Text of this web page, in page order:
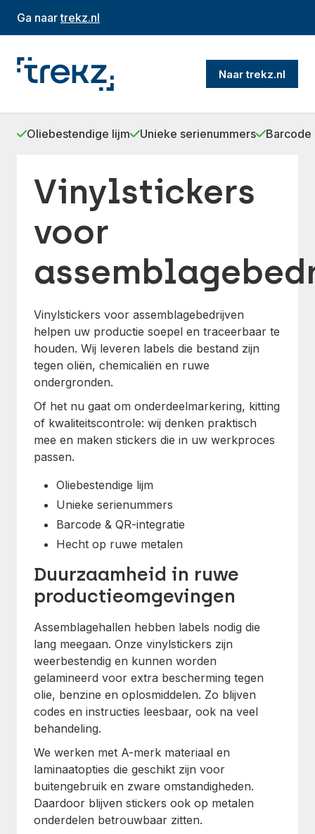
Ga naartrekz.nl
Naar trekz.nl
Oliebestendige lijm Unieke serienummers Barcode
Vinylstickers
voor
Vinylstickers voor assemblagebedrijven
helpen uw productie soepel en traceerbaar te
houden. Wij leveren labels die bestand zijn
tegen oliën, chemicaliën en ruwe
ondergronden.
Of het nu gaat om onderdeelmarkering, kitting
of kwaliteitscontrole: wij denken praktisch
mee en maken stickers die in uw werkproces
passen.
Oliebestendige lijm
Unieke serienummers
Barcode & QR-integratie
Hecht op ruwe metalen
Duurzaamheid in ruwe
productieomgevingen
Assemblagehallen hebben labels nodig die
lang meegaan. Onze vinylstickers zijn
weerbestendig en kunnen worden
gelamineerd voor extra bescherming tegen
olie, benzine en oplosmiddelen. Zo blijven
codes en instructies leesbaar, ook na veel
behandeling.
We werken met A-merk materiaal en
laminaatopties die geschikt zijn voor
buitengebruik en zware omstandigheden.
Daardoor blijven stickers ook op metalen
onderdelen betrouwbaar zitten.